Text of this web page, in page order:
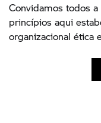
Convidamos todos
princípios aqui
organizacional ética